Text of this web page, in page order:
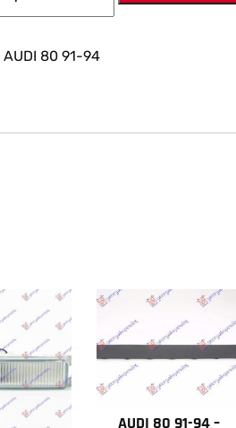
AUDI 80 91-94
AUDI 80 91-94 –